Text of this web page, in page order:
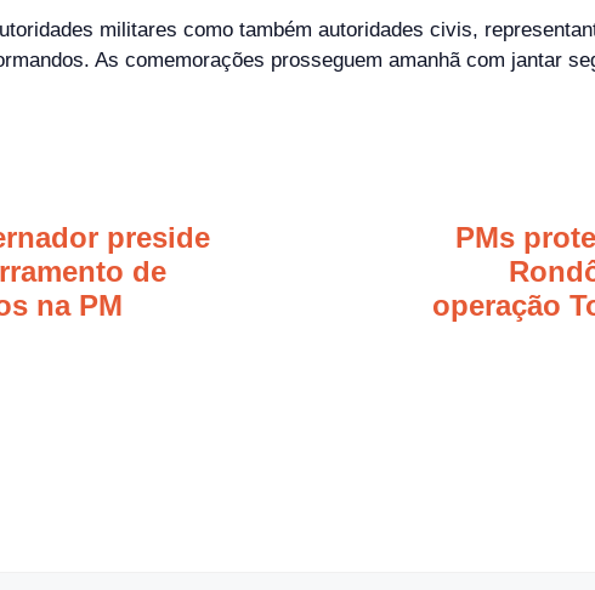
militares como também autoridades civis,
As comemorações prosseguem amanhã com jantar
preside
de
na PM
PMs
operação